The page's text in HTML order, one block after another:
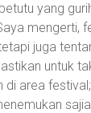
yang
mengerti,
juga
untuk
area